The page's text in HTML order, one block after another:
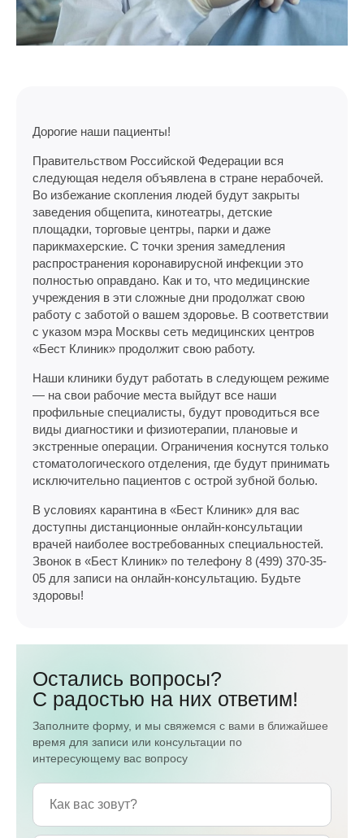
Дорогие наши пациенты!
Правительством Российской Федерации вся
следующая неделя объявлена в стране нерабочей.
Во избежание скопления людей будут закрыты
заведения общепита, кинотеатры, детские
площадки, торговые центры, парки и даже
парикмахерские. С точки зрения замедления
распространения коронавирусной инфекции это
полностью оправдано. Как и то, что медицинские
учреждения в эти сложные дни продолжат свою
работу с заботой о вашем здоровье. В соответствии
с указом мэра Москвы сеть медицинских центров
«Бест Клиник» продолжит свою работу.
Наши клиники будут работать в следующем режиме
— на свои рабочие места выйдут все наши
профильные специалисты, будут проводиться все
виды диагностики и физиотерапии, плановые и
экстренные операции. Ограничения коснутся только
стоматологического отделения, где будут принимать
исключительно пациентов с острой зубной болью.
В условиях карантина в «Бест Клиник» для вас
доступны дистанционные онлайн-консультации
врачей наиболее востребованных специальностей.
Звонок в «Бест Клиник» по телефону 8 (499) 370-35-
05 для записи на онлайн-консультацию. Будьте
здоровы!
Остались вопросы?
С радостью на них ответим!
Заполните форму, и мы свяжемся с вами в ближайшее
время для записи или консультации по
интересующему вас вопросу